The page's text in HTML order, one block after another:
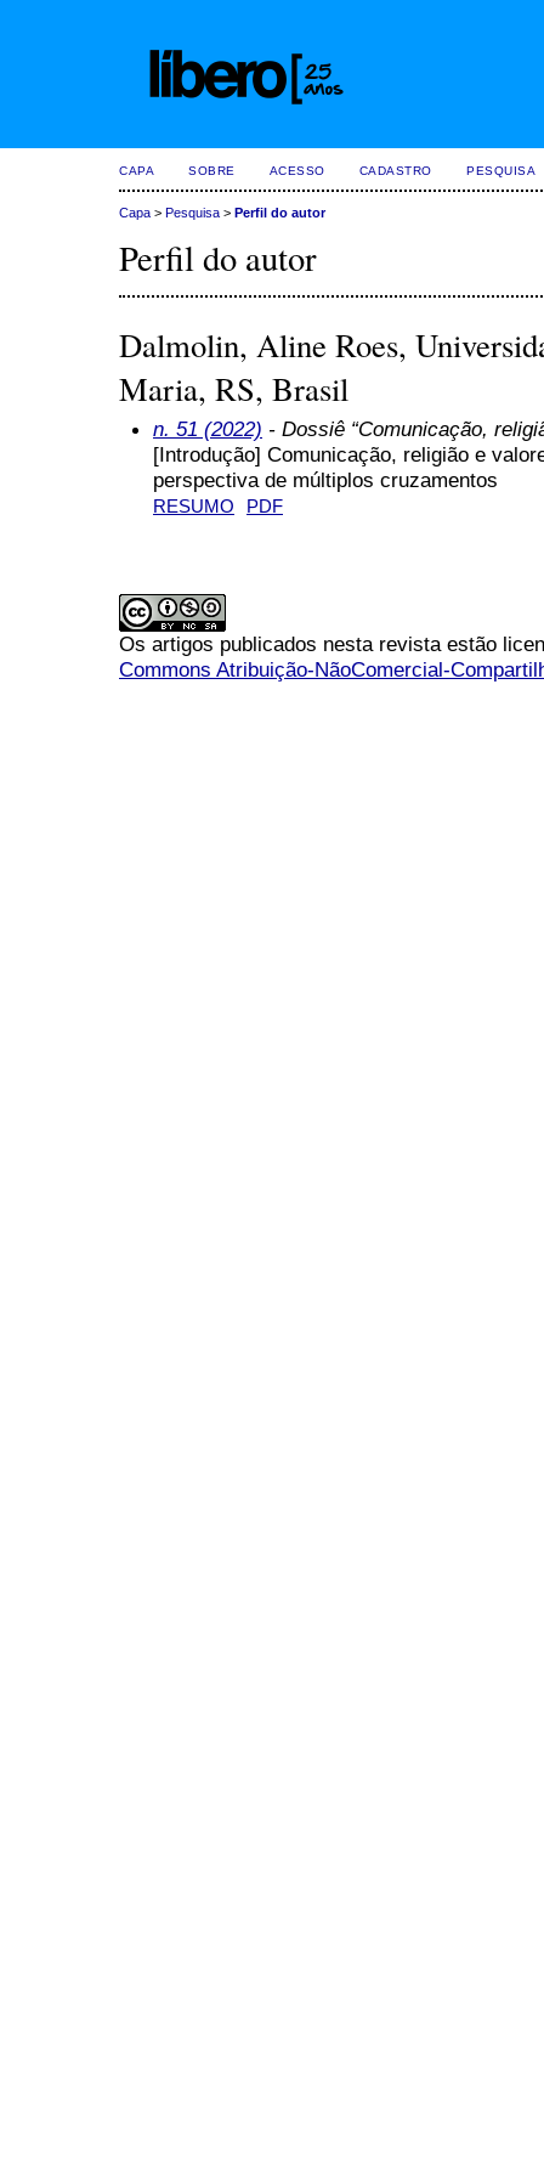
CAPA SOBRE ACESSO CADASTRO PESQUISA
Capa > Pesquisa > Perfil do autor
Perfil do autor
Dalmolin, Aline Roes,
Maria, RS, Brasil
n. 51 (2022) - Dossiê “Comunicação,
[Introdução] Comunicação, religião e
perspectiva de múltiplos cruzamentos
RESUMO PDF
Os artigos publicados nesta revista estão
Commons Atribuição-NãoComercial-